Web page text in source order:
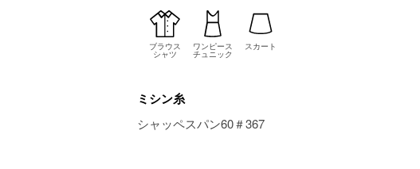
ブラウス
シャツ
ワンピース
チュニック
スカート
ミシン糸
シャッペスパン60＃367